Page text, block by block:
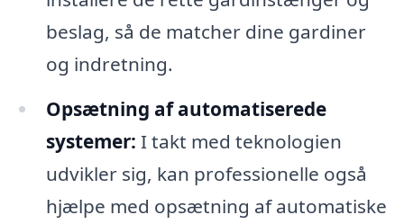
beslag, så de matcher dine gardiner
og indretning.
Opsætning af automatiserede
systemer: I takt med teknologien
udvikler sig, kan professionelle også
hjælpe med opsætning af automatiske